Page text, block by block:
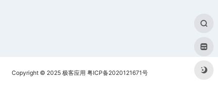
Copyright © 2025 极客应用 粤ICP备2020121671号